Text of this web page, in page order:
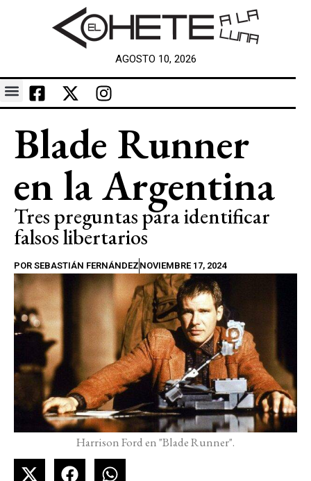
AGOSTO 10, 2026
Blade Runner
en la Argentina
Tres preguntas para identificar
falsos libertarios
POR SEBASTIÁN FERNÁNDEZ NOVIEMBRE 17, 2024
Harrison Ford en "Blade Runner".